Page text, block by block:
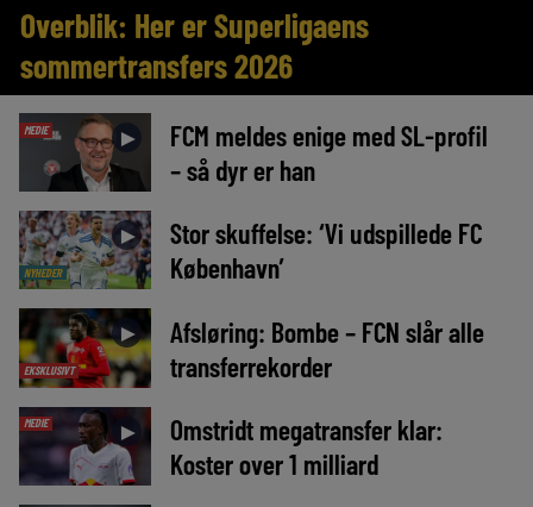
Overblik: Her er Superligaens
sommertransfers 2026
MEDIE ►
FCM meldes enige med SL-profil
– så dyr er han
NYHEDER
►
Stor skuffelse: ‘Vi udspillede FC
København’
EKSKLUSIVT
►
Afsløring: Bombe – FCN slår alle
transferrekorder
MEDIE ►
Omstridt megatransfer klar:
Koster over 1 milliard